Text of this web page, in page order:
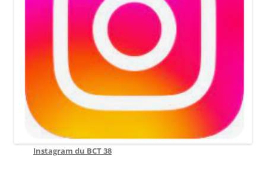
Instagram du BCT 38